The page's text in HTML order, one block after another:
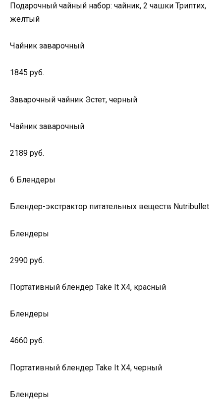
Подарочный чайный набор: чайник, 2 чашки Триптих,
желтый
Чайник заварочный
1845 руб.
Заварочный чайник Эстет, черный
Чайник заварочный
2189 руб.
6 Блендеры
Блендер-экстрактор питательных веществ Nutribullet
Блендеры
2990 руб.
Портативный блендер Take It X4, красный
Блендеры
4660 руб.
Портативный блендер Take It X4, черный
Блендеры